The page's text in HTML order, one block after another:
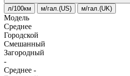
л/100км м/гал.(US) м/гал.(UK)
Модель
Среднее
Городской
Смешанный
Загородный
-
Среднее -